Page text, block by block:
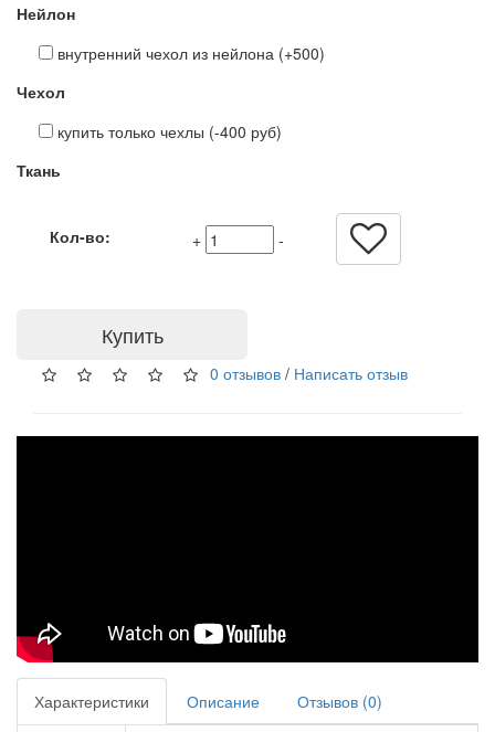
Нейлон
внутренний чехол из нейлона (+500)
Чехол
купить только чехлы (-400 руб)
Ткань
Кол-во: + -
Купить
0 отзывов / Написать отзыв
Характеристики Описание Отзывов (0)